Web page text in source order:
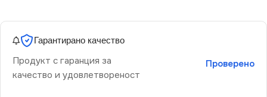
Гарантирано качество
Продукт с гаранция за
качество и удовлетвореност
Проверено